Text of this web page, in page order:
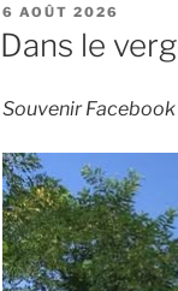
PUBLIÉ
LE
6 AOÛT 2026
Dans le
Souvenir